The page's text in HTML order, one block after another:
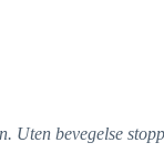
bevegelse